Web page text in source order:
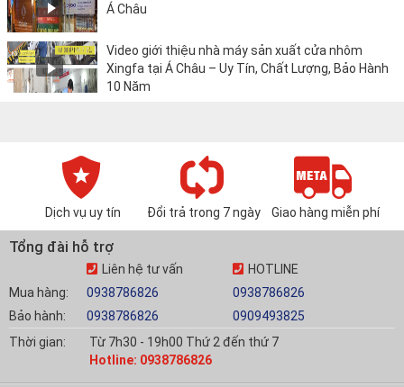
Á Châu
Video giới thiệu nhà máy sản xuất cửa nhôm
Xingfa tại Á Châu – Uy Tín, Chất Lượng, Bảo Hành
10 Năm
Dịch vụ uy tín Đổi trả trong 7 ngày Giao hàng miễn phí
Tổng đài hỗ trợ
Mua hàng:
Bảo hành:
Liên hệ tư vấn
0938786826
0938786826
HOTLINE
0938786826
0909493825
Thời gian:
Từ 7h30 - 19h00 Thứ 2 đến thứ 7
Hotline: 0938786826